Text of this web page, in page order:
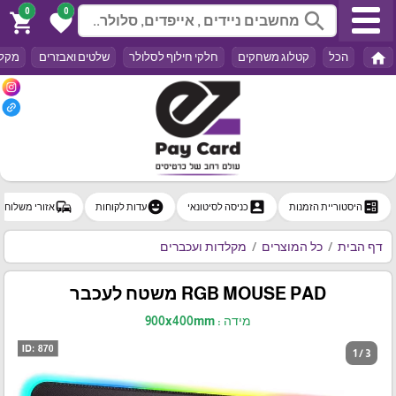
search
0
favorite
0
shopping_cart
home הכל קטלוג משחקים חלקי חילוף לסלולר שלטים ואבזרים
ballot היסטוריית הזמנות account_boxכניסה לסיטונאי emoji_emotionsעדות לקוחות commuteאזורי משלוח
דף הבית כל המוצרים מקלדות ועכברים
RGB MOUSE PAD משטח לעכבר
מידה : 900x400mm
1 / 3